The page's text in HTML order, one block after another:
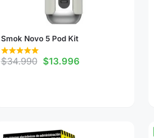
Smok Novo 5 Pod Kit
$34.990 $13.996